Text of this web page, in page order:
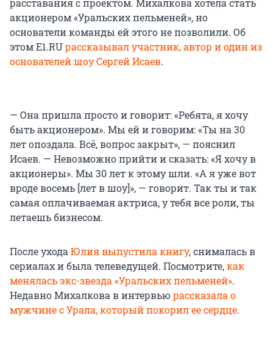
расставания с проектом. Михалкова хотела стать
акционером «Уральских пельменей», но
основатели команды ей этого не позволили. Об
этом E1.RUрассказывал участник, автор и один из
основателей шоу Сергей Исаев.
— Она пришла просто и говорит: «Ребята, я хочу
быть акционером». Мы ей и говорим: «Ты на 30
лет опоздала. Всё, вопрос закрыт», — пояснил
Исаев. — Невозможно прийти и сказать: «Я хочу в
акционеры». Мы 30 лет к этому шли. «А я уже вот
вроде восемь [лет в шоу]», — говорит. Так ты и так
самая оплачиваемая актриса, у тебя все роли, ты
летаешь бизнесом.
После ухода Юлия выпустила книгу, снималась в
сериалах и была телеведущей. Посмотрите,как
менялась экс-звезда «Уральских пельменей».
Недавно Михалкова в интервью рассказала о
мужчине с Урала, который покорил ее сердце.